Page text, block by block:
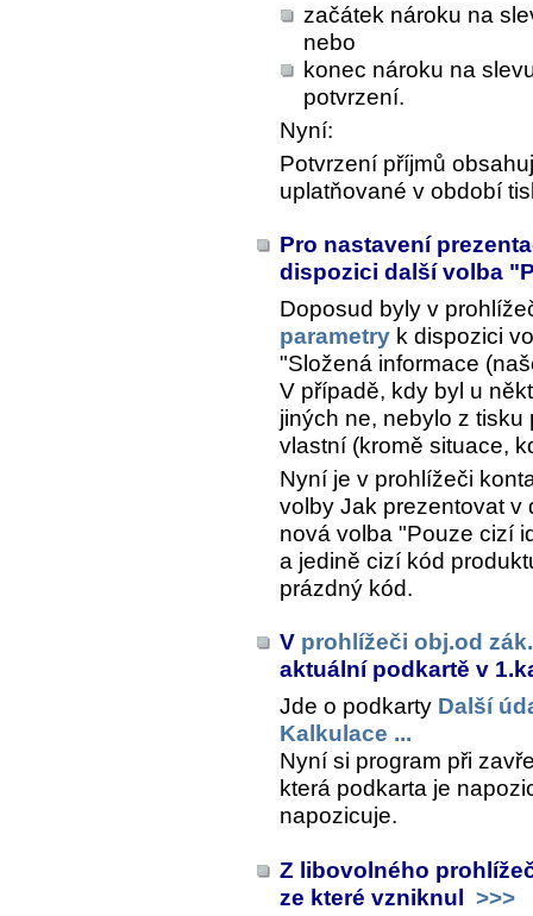
začátek nároku na
nebo
konec nároku na
potvrzení.
Nyní:
Potvrzení příjmů
uplatňované v období
Pro nastavení
dispozici další volba
Doposud byly v
parametry k dispozici
"Složená informace
V případě, kdy byl u
jiných ne, nebylo z
vlastní (kromě situace,
Nyní je v prohlížeči
volby Jak prezentovat v
nová volba "Pouze cizí
a jedině cizí kód
prázdný kód.
V prohlížeči obj.od zák.
aktuální podkartě v
Jde o podkarty Další
Kalkulace ...
Nyní si program při
která podkarta je
napozicuje.
Z libovolného
ze které vzniknul >>>